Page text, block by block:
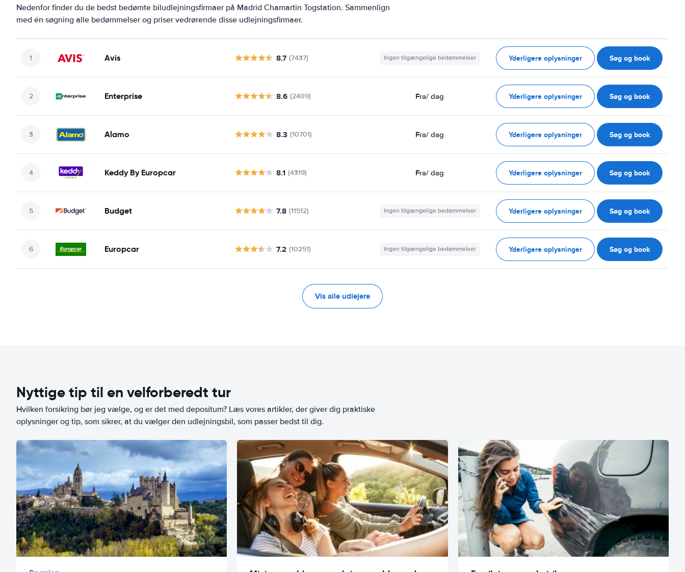
Nedenfor finder du de bedst bedømte biludlejningsfirmaer på Madrid Chamartin Togstation. Sammenlign
med én søgning alle bedømmelser og priser vedrørende disse udlejningsfirmaer.
Avis 8.7 (7437) Ingen tilgængelige bedømmelser Yderligere oplysninger Søg og book
Enterprise 8.6 (2409) Fra/ dag Yderligere oplysninger Søg og book
Alamo 8.3 (10701) Fra/ dag Yderligere oplysninger Søg og book
Keddy By Europcar 8.1 (4319) Fra/ dag Yderligere oplysninger Søg og book
Budget 7.8 (11512) Ingen tilgængelige bedømmelser Yderligere oplysninger Søg og book
Europcar 7.2 (10251) Ingen tilgængelige bedømmelser Yderligere oplysninger Søg og book
Vis alle udlejere
Nyttige tip til en velforberedt tur
Hvilken forsikring bør jeg vælge, og er det med depositum? Læs vores artikler, der giver dig praktiske
oplysninger og tip, som sikrer, at du vælger den udlejningsbil, som passer bedst til dig.